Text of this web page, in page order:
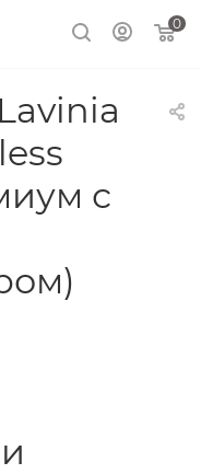
0
с